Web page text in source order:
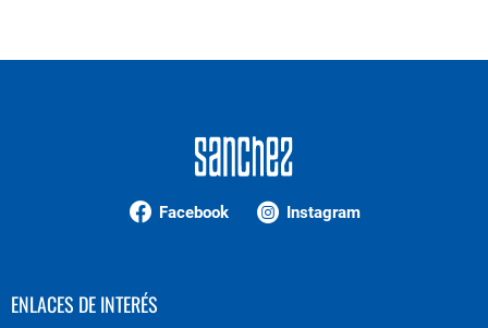
Facebook Instagram
ENLACES DE INTERÉS